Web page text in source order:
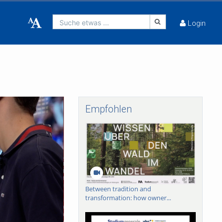
Suche etwas ... Login
Empfohlen
Between tradition and
transformation: how owner...